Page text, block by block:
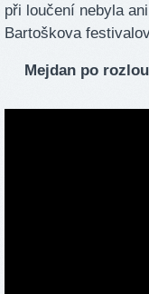
při loučení nebyla
Bartoškova
Mejdan po